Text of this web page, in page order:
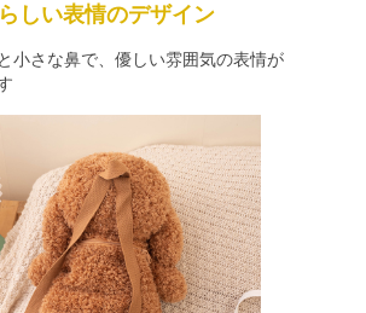
しい表情のデザイン
小さな鼻で、優しい雰囲気の表情が